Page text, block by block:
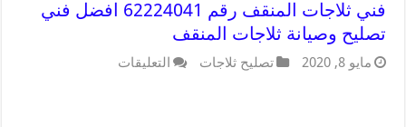
فني ثلاجات المنقف رقم 62224041 افضل فني
تصليح وصيانة ثلاجات المنقف
مايو 8, 2020 تصليح ثلاجات التعليقات